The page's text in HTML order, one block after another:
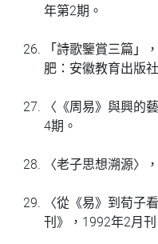
年第2期。
「詩歌鑒賞三篇 」
肥：安徽教育出版
〈《周易》與興的
4期。
〈老子思想溯源〉
〈從《易》到荀子
刊》，1992年2月刊